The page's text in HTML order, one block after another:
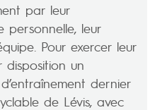
par leur
personnelle, leur
Pour exercer leur
disposition un
dernier
de Lévis, avec